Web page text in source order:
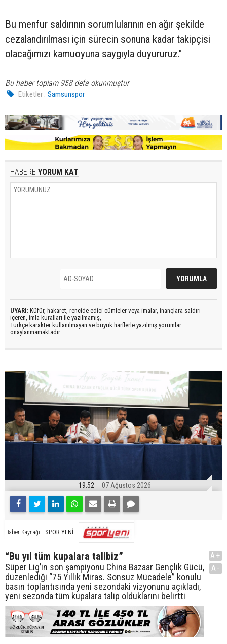
Bu menfur saldırının sorumlularının en ağır şekilde
cezalandırılması için sürecin sonuna kadar takipçisi
olacağımızı kamuoyuna saygıyla duyururuz."
Bu haber toplam 958 defa okunmuştur
Etiketler : Samsunspor
HABERE YORUM KAT
UYARI: Küfür, hakaret, rencide edici cümleler veya imalar, inançlara saldırı
içeren, imla kuralları ile yazılmamış,
Türkçe karakter kullanılmayan ve büyük harflerle yazılmış yorumlar
onaylanmamaktadır.
19:52 07 Ağustos 2026
Haber Kaynağı SPOR YENİ
“Bu yıl tüm kupalara talibiz”
Süper Lig’in son şampiyonu China Bazaar Gençlik Gücü,
düzenlediği “75 Yıllık Miras. Sonsuz Mücadele” konulu
basın toplantısında yeni sezondaki vizyonunu açıkladı,
yeni sezonda tüm kupalara talip olduklarını belirtti
A+
A-